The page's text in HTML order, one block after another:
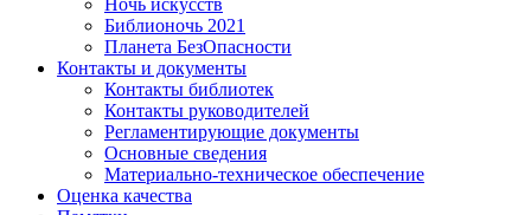
Ночь искусств
Библионочь 2021
Планета БезОпасности
Контакты и документы
Контакты библиотек
Контакты руководителей
Регламентирующие документы
Основные сведения
Материально-техническое обеспечение
Оценка качества